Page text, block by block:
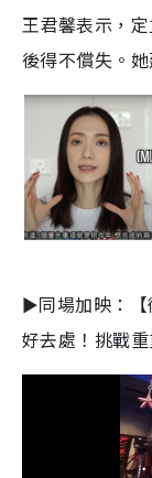
王君馨表示，
後得不償失。
►同場加映：【
好去處！挑戰